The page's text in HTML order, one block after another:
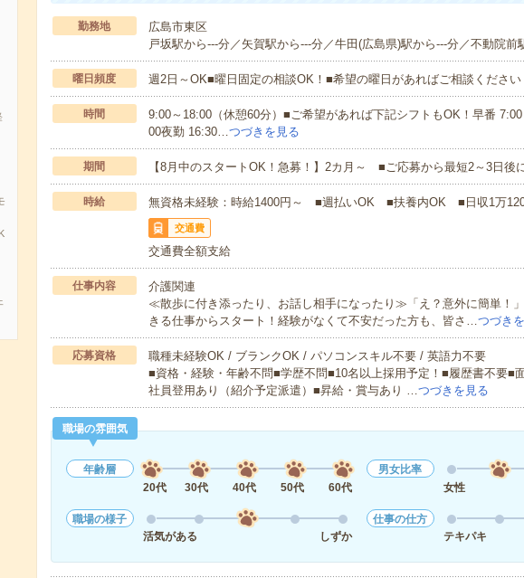
勤務地
広島市東区
戸坂駅から---分／矢賀駅から---分／牛田(広島県)駅から---分／不動院前
曜日頻度 週2日～OK■曜日固定の相談OK！■希望の曜日があればご相談ください
時間
9:00～18:00（休憩60分）■ご希望があれば下記シフトもOK！早番
00夜勤 16:30…つづきを見る
期間 【8月中のスタートOK！急募！】2カ月～ ■ご応募から最短2～3日後
時給 無資格未経験：時給1400円～ ■週払いOK ■扶養内OK ■日収1万
交通費
交通費全額支給
仕事内容
介護関連
≪散歩に付き添ったり、お話し相手になったり≫「え？意外に簡単！
きる仕事からスタート！経験がなくて不安だった方も、皆さ…つづき
応募資格
職種未経験OK / ブランクOK / パソコンスキル不要 / 英語力不要
■資格・経験・年齢不問■学歴不問■10名以上採用予定！■履歴書不要■
社員登用あり（紹介予定派遣）■昇給・賞与あり …つづきを見る
職場の雰囲気
年齢層
20代
30代 40代 50代 60代
男女比率
女性
職場の様子
活気がある
しずか
仕事の仕方
テキパキ